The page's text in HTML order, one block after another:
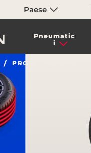
Paese
Pneumatic
i
PROGETTAZIONE